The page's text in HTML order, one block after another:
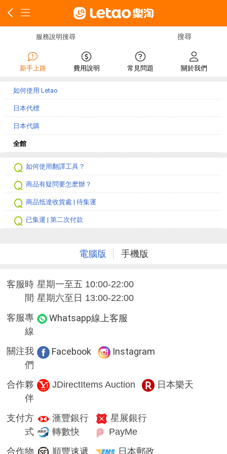
服務說明搜尋
新手上路 費用說明 常見問題 關於我們
如何使用 Letao
日本代標
日本代購
全館
如何使用翻譯工具？
商品有疑問要怎麽辦？
商品抵達收貨處 | 待集運
已集運 | 第二次付款
電腦版 手機版
客服時
間
星期一至五 10:00-22:00
星期六至日 13:00-22:00
客服專
線
Whatsapp線上客服
關注我
們
Facebook Instagram
合作夥
伴
JDirectItems Auction 日本樂天
支付方
式
滙豐銀行
星展銀行
轉數快
PayMe
合作物
順豐速遞 日本郵政